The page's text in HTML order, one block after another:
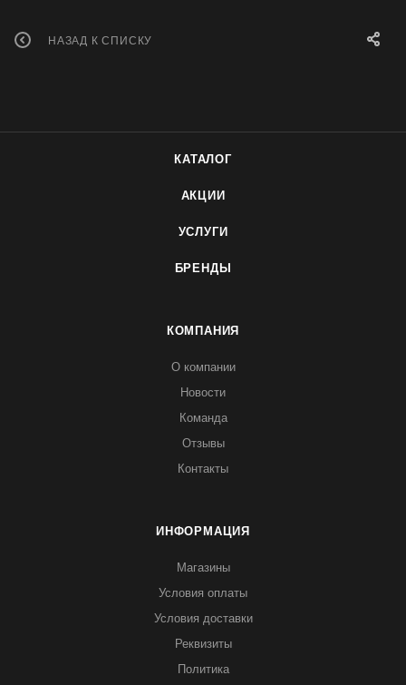
НАЗАД К СПИСКУ
КАТАЛОГ
АКЦИИ
УСЛУГИ
БРЕНДЫ
КОМПАНИЯ
О компании
Новости
Команда
Отзывы
Контакты
ИНФОРМАЦИЯ
Магазины
Условия оплаты
Условия доставки
Реквизиты
Политика